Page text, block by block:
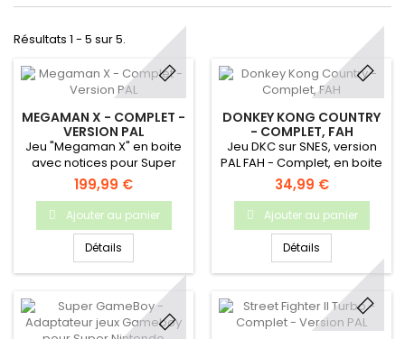
Résultats 1 - 5 sur 5.
MEGAMAN X - COMPLET -
VERSION PAL
Jeu "Megaman X" en boite
avec notices pour Super
Nintendo
199,99 €
Ajouter au panier
Détails
DONKEY KONG COUNTRY
- COMPLET, FAH
Jeu DKC sur SNES, version
PAL FAH - Complet, en boite
(état moyen) + notice (bon
état)
34,99 €
Ajouter au panier
Détails